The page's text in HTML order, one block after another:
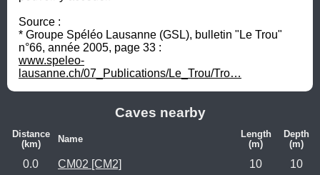
Source :
* Groupe Spéléo Lausanne (GSL), bulletin "Le Trou"
www.speleo-
lausanne.ch/07_Publications/Le_Trou/Tro…
Caves nearby
Distance
(km)
Name
Length
(m)
Depth
(m)
0.0 CM02 [CM2] 10
10